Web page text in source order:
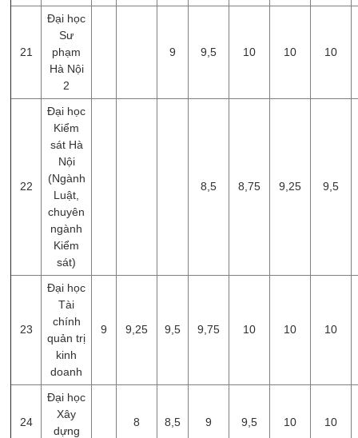
21
Đại học
Sư
phạm
Hà Nội
2
9 9,5 10 10 10
22
Đại học
Kiểm
sát Hà
Nội
(Ngành
Luật,
chuyên
ngành
Kiểm
sát)
8,5 8,75 9,25 9,5
23
Đại học
Tài
chính
quản trị
kinh
doanh
9 9,25 9,5 9,75 10 10 10
24
Đại học
Xây
dựng
8 8,5 9 9,5 10 10